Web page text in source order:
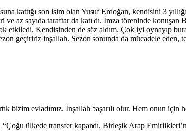
kattığı son isim olan Yusuf Erdoğan, kendisini 3
az sayıda taraftar da katıldı. İmza töreninde
etkiledi. Kendisinden de söz aldım. Çok iyi oynayıp
geçiririz inşallah. Sezon sonunda da mücadele
bizim evladımız. İnşallah başarılı olur. Hem onun
“Çoğu ülkede transfer kapandı. Birleşik Arap